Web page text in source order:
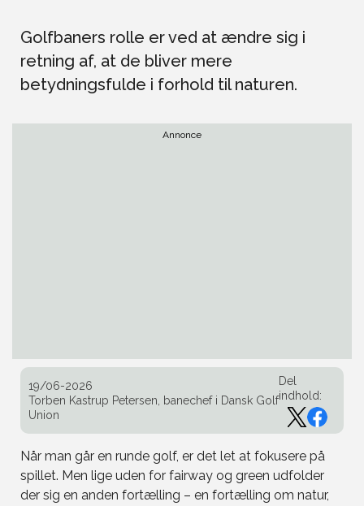
Golfbaners rolle er ved at ændre sig i
retning af, at de bliver mere
betydningsfulde i forhold til naturen.
Annonce
19/06-2026
Torben Kastrup Petersen, banechef i Dansk Golf
Union
Del
indhold:
Når man går en runde golf, er det let at fokusere på
spillet. Men lige uden for fairway og green udfolder
der sig en anden fortælling – en fortælling om natur,